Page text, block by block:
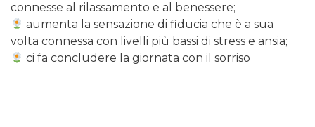
connesse al rilassamento e al benessere;
aumenta la sensazione di fiducia che è a sua
volta connessa con livelli più bassi di stress e ansia;
ci fa concludere la giornata con il sorriso